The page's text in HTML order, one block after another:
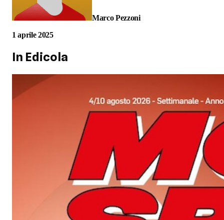
Marco Pezzoni
1 aprile 2025
In Edicola